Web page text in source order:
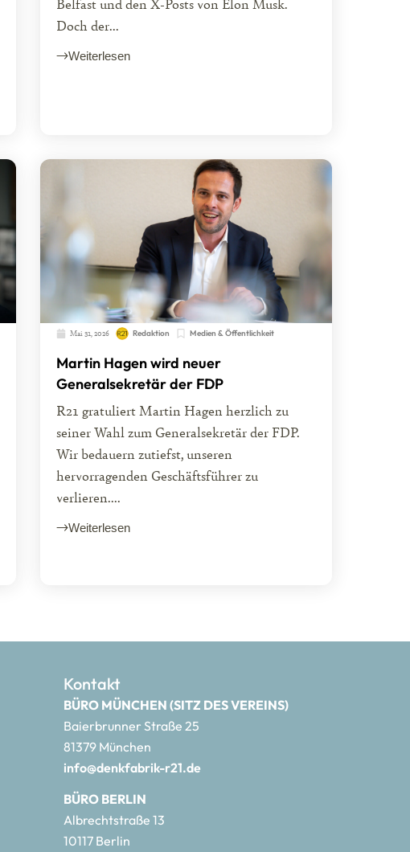
Belfast und den X-Posts von Elon Musk.
Doch der...
Weiterlesen
Mai 31, 2026 Redaktion Medien & Öffentlichkeit
Martin Hagen wird neuer
Generalsekretär der FDP
R21 gratuliert Martin Hagen herzlich zu
seiner Wahl zum Generalsekretär der FDP.
Wir bedauern zutiefst, unseren
hervorragenden Geschäftsführer zu
verlieren....
Weiterlesen
Kontakt
BÜRO MÜNCHEN (SITZ DES VEREINS)
Baierbrunner Straße 25
81379 München
info@denkfabrik-r21.de
BÜRO BERLIN
Albrechtstraße 13
10117 Berlin